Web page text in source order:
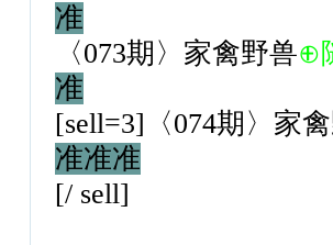
准
〈073期〉家禽野兽⊕
准
[sell=3]〈074期〉家
准准准
[/ sell]